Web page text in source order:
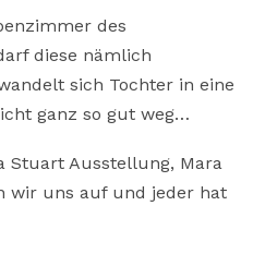
des
diese nämlich
sich Tochter in eine
ganz so gut weg…
Stuart Ausstellung, Mara
wir uns auf und jeder hat